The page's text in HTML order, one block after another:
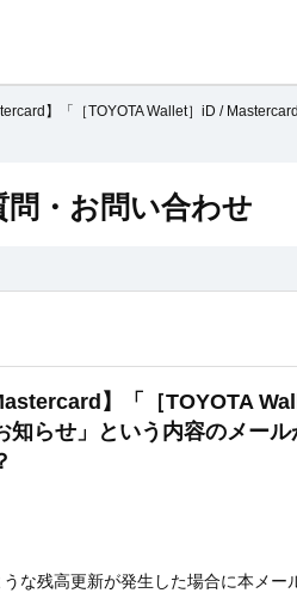
】「［TOYOTA Wallet］iD /
・お問い合わせ
】「［TOYOTA
知らせ」という内容のメー
な残高更新が発生した場合に本メー